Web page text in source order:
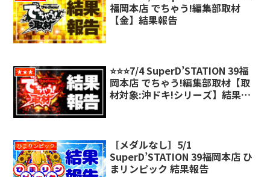
福岡本店 でちゃう!編集部取材
【金】結果報告
★★★
⭐️⭐️⭐️7/4 SuperD’STATION 39福
岡本店 でちゃう!編集部取材【取
材対象:沖ドキ!シリーズ】結果報
ひまりンピック
［メダルなし］5/1
SuperD’STATION 39福岡本店 ひ
まリンピック 結果報告